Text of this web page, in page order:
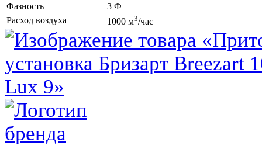
Фазность
3 Ф
Расход воздуха
1000 м3/час